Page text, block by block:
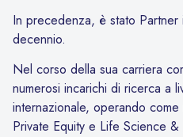
In precedenza, è stato
decennio.
Nel corso della sua carriera
numerosi incarichi di ricerca a
internazionale, operando
Private Equity e Life Science &